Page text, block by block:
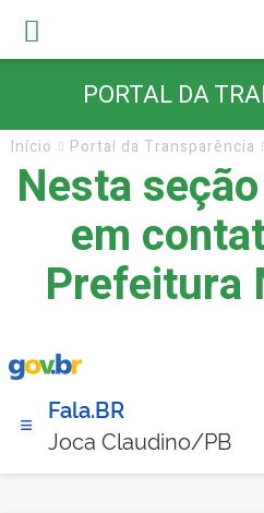
PORTAL DA
Início Portal da Transparência
Nesta
em
Prefeitura